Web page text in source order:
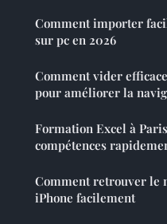
Comment importer
sur pc en 2026
Comment vider
pour améliorer la
Formation Excel à
compétences
Comment retrouver le
iPhone facilement